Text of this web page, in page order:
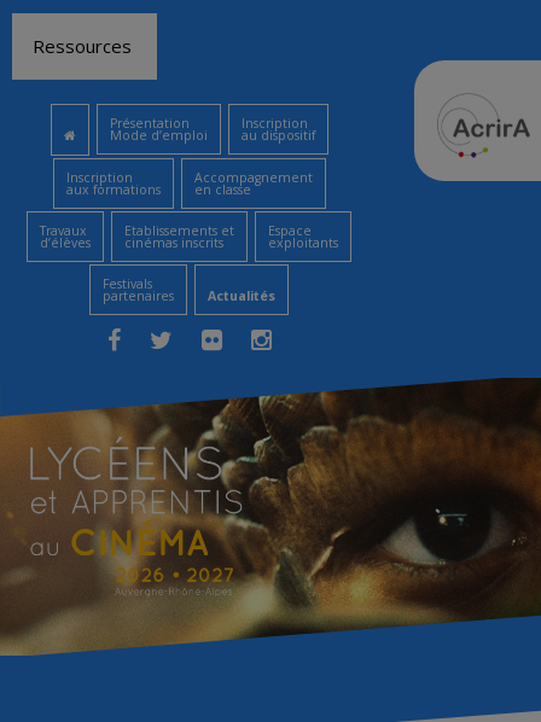
contenu
Ressources
Présentation
Mode d’emploi
Inscription
au dispositif
Inscription
aux formations
Accompagnement
en classe
Travaux
d’élèves
Etablissements et
cinémas inscrits
Espace
exploitants
Festivals
partenaires Actualités